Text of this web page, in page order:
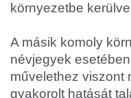
környezetbe
A másik komoly
névjegyek
művelethez viszont
gyakorolt hatását